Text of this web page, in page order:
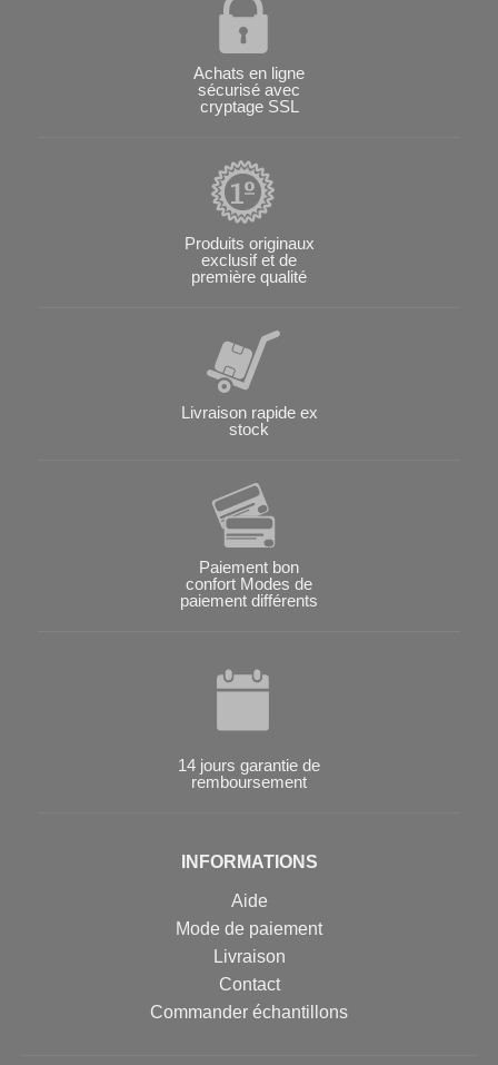
Achats en ligne
sécurisé avec
cryptage SSL
Produits originaux
exclusif et de
première qualité
Livraison rapide ex
stock
Paiement bon
confort Modes de
paiement différents
14 jours garantie de
remboursement
INFORMATIONS
Aide
Mode de paiement
Livraison
Contact
Commander échantillons